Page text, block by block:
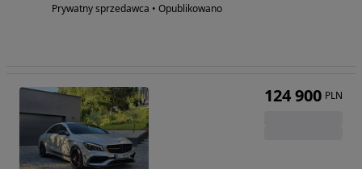
Prywatny sprzedawca • Opublikowano
124 900 PLN